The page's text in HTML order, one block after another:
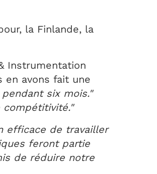
la Finlande, la
Instrumentation
en avons fait une
six mois."
efficace de travailler
feront partie
de réduire notre